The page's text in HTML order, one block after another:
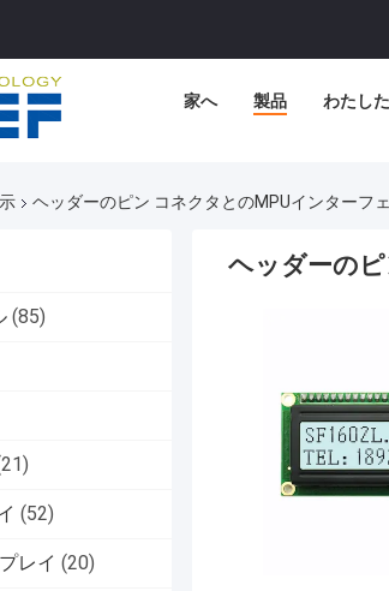
家へ 製品 わたし
ヘッダーのピン コネクタとのMPUインターフ
(85)
(52)
レイ (20)
ヘッダーの